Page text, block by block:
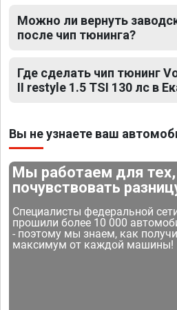
Можно ли вернуть
после чип тюнинга?
Где сделать чип тюнинг
II restyle 1.5 TSI 130 лс в
Вы не узнаете ваш
Мы работаем для
почувствовать
Специалисты федеральной
прошили более 10 000
- поэтому мы знаем, как
максимум от каждой машины!